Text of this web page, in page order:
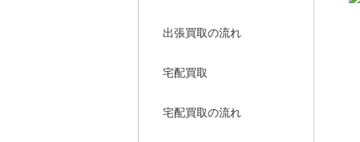
出張買取の流れ
宅配買取
宅配買取の流れ